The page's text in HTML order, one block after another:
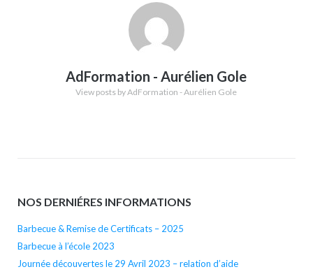
AdFormation - Aurélien Gole
View posts by AdFormation - Aurélien Gole
NOS DERNIÉRES INFORMATIONS
Barbecue & Remise de Certificats – 2025
Barbecue à l’école 2023
Journée découvertes le 29 Avril 2023 – relation d’aide